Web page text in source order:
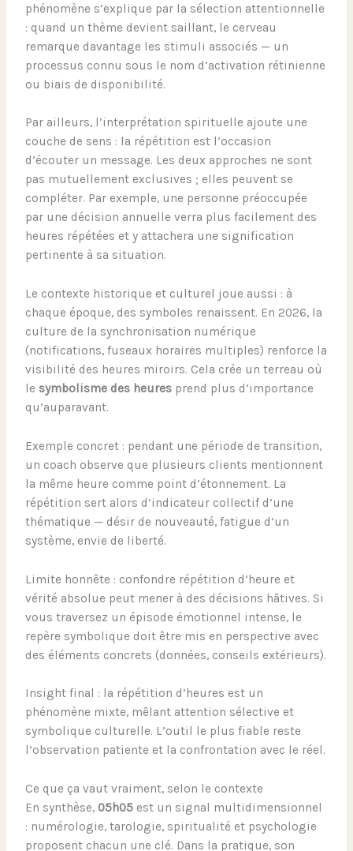
phénomène s’explique par la sélection attentionnelle
: quand un thème devient saillant, le cerveau
remarque davantage les stimuli associés — un
processus connu sous le nom d’activation rétinienne
ou biais de disponibilité.
Par ailleurs, l’interprétation spirituelle ajoute une
couche de sens : la répétition est l’occasion
d’écouter un message. Les deux approches ne sont
pas mutuellement exclusives ; elles peuvent se
compléter. Par exemple, une personne préoccupée
par une décision annuelle verra plus facilement des
heures répétées et y attachera une signification
pertinente à sa situation.
Le contexte historique et culturel joue aussi : à
chaque époque, des symboles renaissent. En 2026, la
culture de la synchronisation numérique
(notifications, fuseaux horaires multiples) renforce la
visibilité des heures miroirs. Cela crée un terreau où
le symbolisme des heures prend plus d’importance
qu’auparavant.
Exemple concret : pendant une période de transition,
un coach observe que plusieurs clients mentionnent
la même heure comme point d’étonnement. La
répétition sert alors d’indicateur collectif d’une
thématique — désir de nouveauté, fatigue d’un
système, envie de liberté.
Limite honnête : confondre répétition d’heure et
vérité absolue peut mener à des décisions hâtives. Si
vous traversez un épisode émotionnel intense, le
repère symbolique doit être mis en perspective avec
des éléments concrets (données, conseils extérieurs).
Insight final : la répétition d’heures est un
phénomène mixte, mêlant attention sélective et
symbolique culturelle. L’outil le plus fiable reste
l’observation patiente et la confrontation avec le réel.
Ce que ça vaut vraiment, selon le contexte
En synthèse, 05h05 est un signal multidimensionnel
: numérologie, tarologie, spiritualité et psychologie
proposent chacun une clé. Dans la pratique, son